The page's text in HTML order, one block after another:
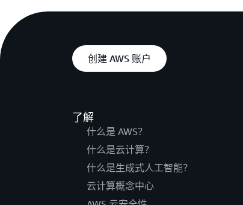
创建 AWS 账户
了解
什么是 AWS？
什么是云计算？
什么是生成式人工智能？
云计算概念中心